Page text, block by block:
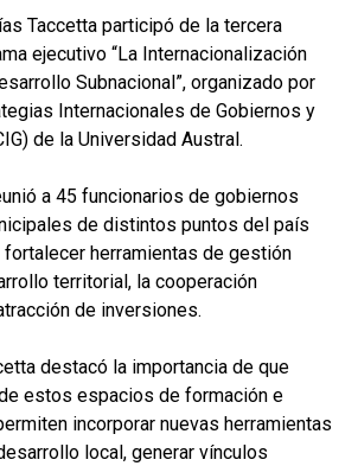
Taccetta participó de la tercera
ejecutivo “La Internacionalización
Subnacional”, organizado por
Internacionales de Gobiernos y
de la Universidad Austral.
a 45 funcionarios de gobiernos
de distintos puntos del país
herramientas de gestión
territorial, la cooperación
de inversiones.
destacó la importancia de que
estos espacios de formación e
incorporar nuevas herramientas
local, generar vínculos